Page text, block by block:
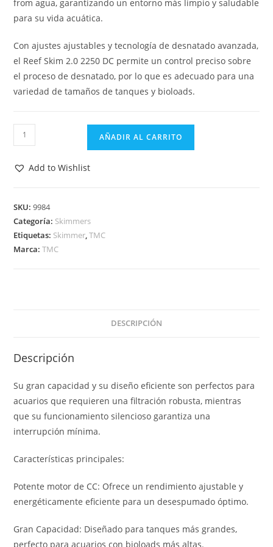
from agua, garantizando un entorno más limpio y saludable
para su vida acuática.
Con ajustes ajustables y tecnología de desnatado avanzada,
el Reef Skim 2.0 2250 DC permite un control preciso sobre
el proceso de desnatado, por lo que es adecuado para una
variedad de tamaños de tanques y bioloads.
Reef
Skim
Protein
Skimmer
cantidad
AÑADIR AL CARRITO
Add to Wishlist
SKU:9984
Categoría: Skimmers
Etiquetas: Skimmer,TMC
Marca:TMC
DESCRIPCIÓN
Descripción
Su gran capacidad y su diseño eficiente son perfectos para
acuarios que requieren una filtración robusta, mientras
que su funcionamiento silencioso garantiza una
interrupción mínima.
Características principales:
Potente motor de CC: Ofrece un rendimiento ajustable y
energéticamente eficiente para un desespumado óptimo.
Gran Capacidad: Diseñado para tanques más grandes,
perfecto para acuarios con bioloads más altas.